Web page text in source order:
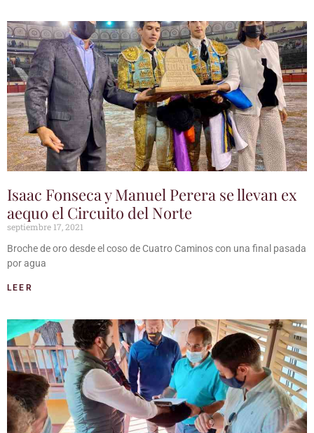
Isaac Fonseca y Manuel Perera se llevan ex
aequo el Circuito del Norte
septiembre 17, 2021
Broche de oro desde el coso de Cuatro Caminos con una final pasada
por agua
LEER